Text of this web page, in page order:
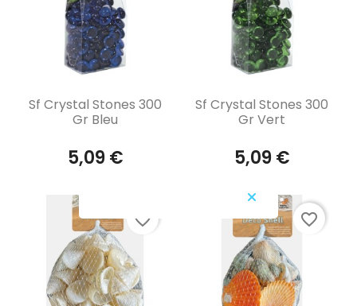
Aperçu rapide
Sf Crystal Stones 300
Gr Bleu
5,09 €
Aperçu rapide
Sf Crystal Stones 300
Gr Vert
5,09 €
favorite_border favorite_border